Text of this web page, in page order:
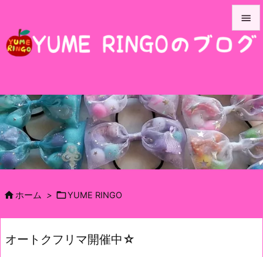



前へ

次へ

ホーム > YUME RINGO
オートクフリマ開催中☆